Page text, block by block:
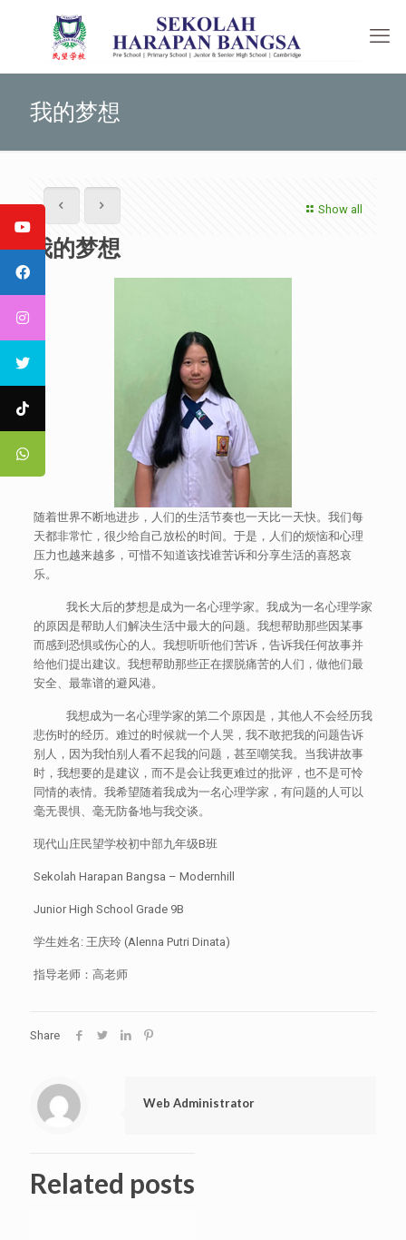
我的梦想
Show all
我的梦想
随着世界不断地进步，人们的生活节奏也一天比一天快。我们每
天都非常忙，很少给自己放松的时间。于是，人们的烦恼和心理
压力也越来越多，可惜不知道该找谁苦诉和分享生活的喜怒哀
乐。
我长大后的梦想是成为一名心理学家。我成为一名心理学家
的原因是帮助人们解决生活中最大的问题。我想帮助那些因某事
而感到恐惧或伤心的人。我想听听他们苦诉，告诉我任何故事并
给他们提出建议。我想帮助那些正在摆脱痛苦的人们，做他们最
安全、最靠谱的避风港。
我想成为一名心理学家的第二个原因是，其他人不会经历我
悲伤时的经历。难过的时候就一个人哭，我不敢把我的问题告诉
别人，因为我怕别人看不起我的问题，甚至嘲笑我。当我讲故事
时，我想要的是建议，而不是会让我更难过的批评，也不是可怜
同情的表情。我希望随着我成为一名心理学家，有问题的人可以
毫无畏惧、毫无防备地与我交谈。
现代山庄民望学校初中部九年级B班
Sekolah Harapan Bangsa – Modernhill
Junior High School Grade 9B
学生姓名: 王庆玲 (Alenna Putri Dinata)
指导老师：高老师
Share
Web Administrator
Related posts